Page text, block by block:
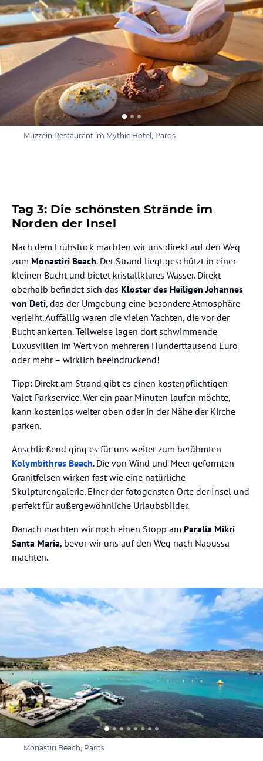
Muzzein Restaurant im Mythic Hotel, Paros
Tag 3: Die schönsten Strände im
Norden der Insel
Nach dem Frühstück machten wir uns direkt auf den Weg
zum Monastiri Beach. Der Strand liegt geschützt in einer
kleinen Bucht und bietet kristallklares Wasser. Direkt
oberhalb befindet sich das Kloster des Heiligen Johannes
von Deti, das der Umgebung eine besondere Atmosphäre
verleiht. Auffällig waren die vielen Yachten, die vor der
Bucht ankerten. Teilweise lagen dort schwimmende
Luxusvillen im Wert von mehreren Hunderttausend Euro
oder mehr – wirklich beeindruckend!
Tipp: Direkt am Strand gibt es einen kostenpflichtigen
Valet-Parkservice. Wer ein paar Minuten laufen möchte,
kann kostenlos weiter oben oder in der Nähe der Kirche
parken.
Anschließend ging es für uns weiter zum berühmten
Kolymbithres Beach. Die von Wind und Meer geformten
Granitfelsen wirken fast wie eine natürliche
Skulpturengalerie. Einer der fotogensten Orte der Insel und
perfekt für außergewöhnliche Urlaubsbilder.
Danach machten wir noch einen Stopp am Paralia Mikri
Santa Maria, bevor wir uns auf den Weg nach Naoussa
machten.
Monastiri Beach, Paros